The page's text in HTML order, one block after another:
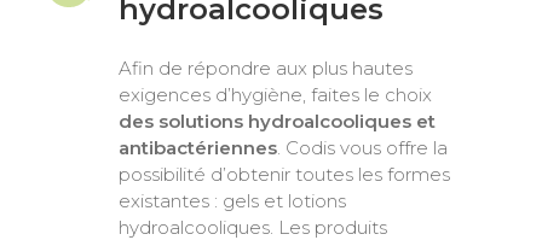
hydroalcooliques
Afin de répondre aux plus hautes
exigences d’hygiène, faites le choix
des solutions hydroalcooliques et
antibactériennes. Codis vous offre la
possibilité d’obtenir toutes les formes
existantes : gels et lotions
hydroalcooliques. Les produits